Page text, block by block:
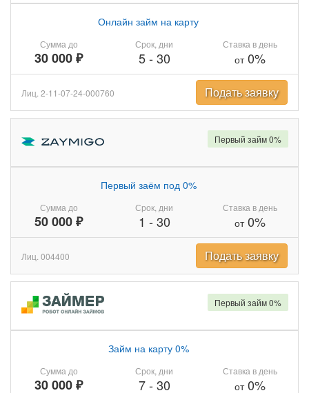
Сумма до
30 000 ₽
Онлайн займ на карту
Срок, дни
5- 30
Ставка в день
от0%
Лиц. 2-11-07-24-000760 Подать заявку
Сумма до
50 000 ₽
Первый заём под 0%
Срок, дни
1 - 30
Ставка в день
от0%
Первый займ 0%
Лиц. 004400 Подать заявку
Сумма до
30 000 ₽
Займ на карту 0%
Срок, дни
7- 30
Ставка в день
от0%
Первый займ 0%